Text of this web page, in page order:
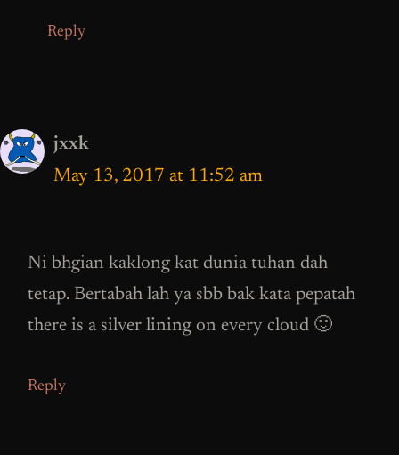
Reply
jxxk
May 13, 2017 at 11:52 am
Ni bhgian kaklong kat dunia tuhan dah
tetap. Bertabah lah ya sbb bak kata pepatah
there is a silver lining on every cloud 🙂
Reply